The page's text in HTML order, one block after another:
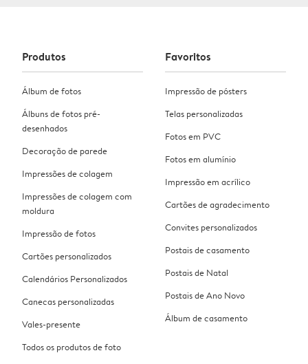
Produtos
Álbum de fotos
Álbuns de fotos pré-
desenhados
Decoração de parede
Impressões de colagem
Impressões de colagem com
moldura
Impressão de fotos
Cartões personalizados
Calendários Personalizados
Canecas personalizadas
Vales-presente
Todos os produtos de foto
Favoritos
Impressão de pósters
Telas personalizadas
Fotos em PVC
Fotos em alumínio
Impressão em acrílico
Cartões de agradecimento
Convites personalizados
Postais de casamento
Postais de Natal
Postais de Ano Novo
Álbum de casamento